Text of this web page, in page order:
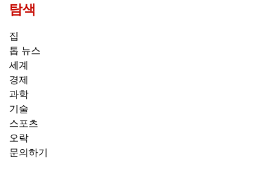
탐색
집
톱 뉴스
세계
경제
과학
기술
스포츠
오락
문의하기